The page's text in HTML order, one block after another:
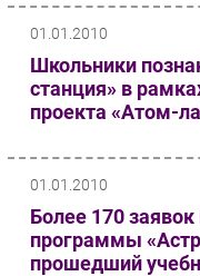
01.01.2010
Школьники
станция» в
проекта «Атом-
01.01.2010
Более 170
программы
прошедший